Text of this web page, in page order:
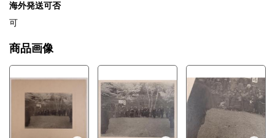
海外発送可否
可
商品画像